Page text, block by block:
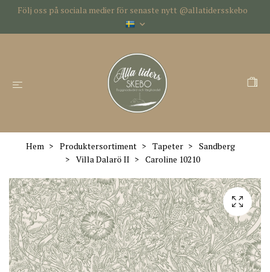
Följ oss på sociala medier för senaste nytt @allatidersskebo
Hem Produktersortiment Tapeter
Sandberg
Villa Dalarö II
Caroline 10210